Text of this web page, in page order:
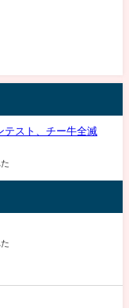
テスト、チー牛全滅